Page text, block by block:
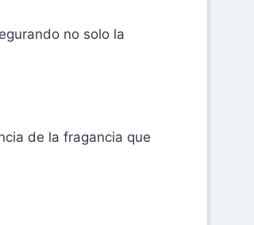
no solo la
de la fragancia que